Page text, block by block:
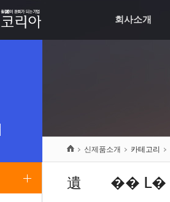
회사소개
신제품소개 카테고리
遺곸뿏�� L�